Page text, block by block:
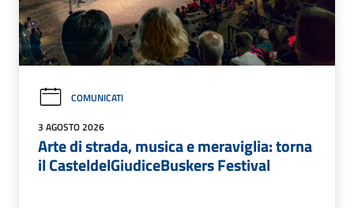
COMUNICATI
3 AGOSTO 2026
Arte di strada, musica e meraviglia: torna
il CasteldelGiudiceBuskers Festival